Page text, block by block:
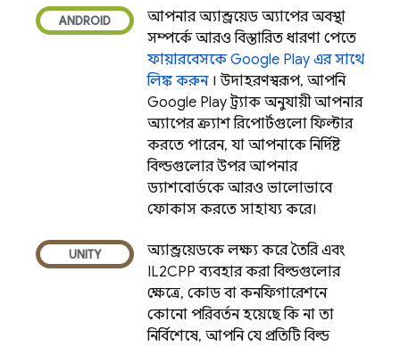
আপনার অ্যান্ড্রয়েড অ্যাপের অবস্থা
সম্পর্কে আরও বিস্তারিত ধারণা পেতে
ফায়ারবেসকেGoogle Play এর সাথে
লিঙ্ক করুন। উদাহরণস্বরূপ, আপনি
Google Playট্র্যাক অনুযায়ী আপনার
অ্যাপের ক্র্যাশ রিপোর্টগুলো ফিল্টার
করতে পারেন, যা আপনাকে নির্দিষ্ট
বিল্ডগুলোর উপর আপনার
ড্যাশবোর্ডকে আরও ভালোভাবে
ফোকাস করতে সাহায্য করে।
অ্যান্ড্রয়েডকে লক্ষ্য করে তৈরি এবং
IL2CPP ব্যবহার করা বিল্ডগুলোর
ক্ষেত্রে, কোড বা কনফিগারেশনে
কোনো পরিবর্তন হয়েছে কি না তা
নির্বিশেষে, আপনি যে প্রতিটি বিল্ড